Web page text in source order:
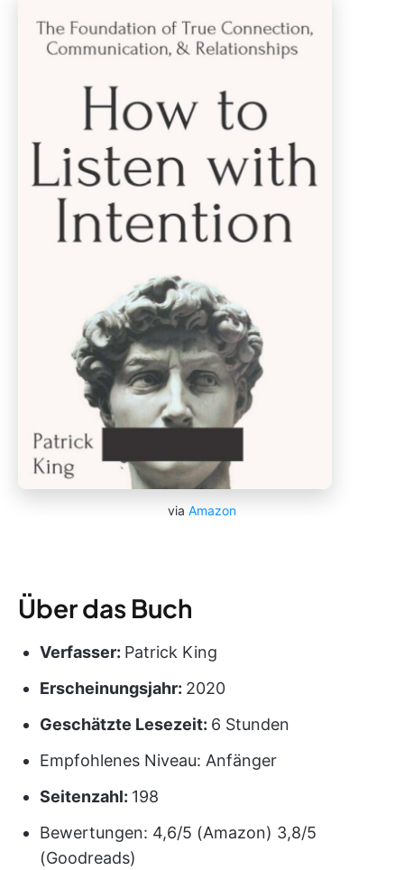
via Amazon
Über das Buch
Verfasser: Patrick King
Erscheinungsjahr: 2020
Geschätzte Lesezeit: 6 Stunden
Empfohlenes Niveau: Anfänger
Seitenzahl: 198
Bewertungen: 4,6/5 (Amazon) 3,8/5
(Goodreads)